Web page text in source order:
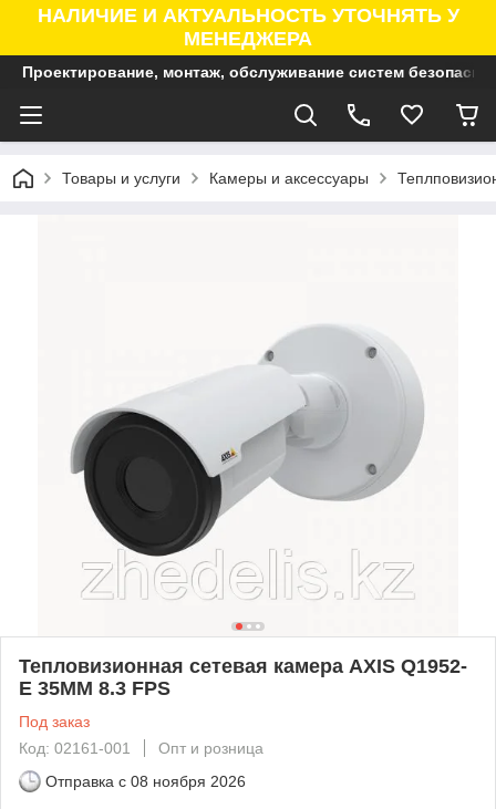
НАЛИЧИЕ И АКТУАЛЬНОСТЬ УТОЧНЯТЬ У
МЕНЕДЖЕРА
Проектирование, монтаж, обслуживание систем
Товары и услуги Камеры и аксессуары
Тепловизионная сетевая камера AXIS Q1952-
E 35MM 8.3 FPS
Под заказ
Код: 02161-001
Опт и розница
Отправка с 08 ноября 2026